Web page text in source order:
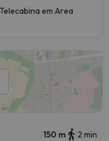
em Area
150 m 2 min